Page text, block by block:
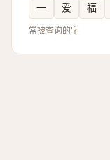
一 爱 福
常被查询的字